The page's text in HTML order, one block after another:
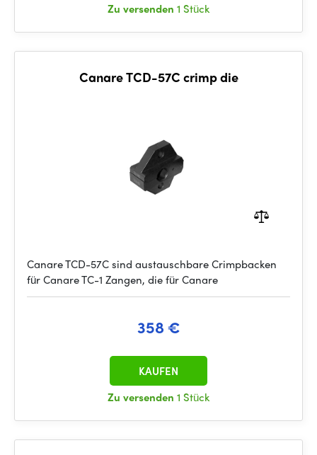
Zu versenden 1 Stück
Canare TCD-57C crimp die
Canare TCD-57C sind austauschbare Crimpbacken
für Canare TC-1 Zangen, die für Canare
358 €
Zu versenden 1 Stück
KAUFEN